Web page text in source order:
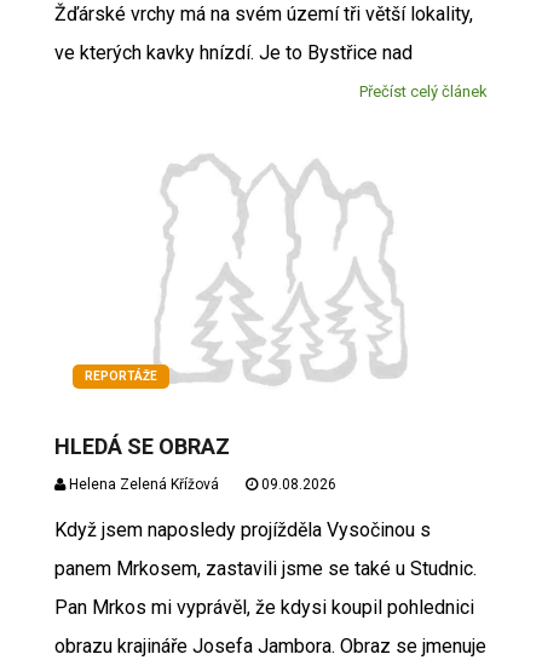
Žďárské vrchy má na svém území tři větší lokality,
ve kterých kavky hnízdí. Je to Bystřice nad
Přečíst celý článek
REPORTÁŽE
HLEDÁ SE OBRAZ
Helena Zelená Křížová 09.08.2026
Když jsem naposledy projížděla Vysočinou s
panem Mrkosem, zastavili jsme se také u Studnic.
Pan Mrkos mi vyprávěl, že kdysi koupil pohlednici
obrazu krajináře Josefa Jambora. Obraz se jmenuje